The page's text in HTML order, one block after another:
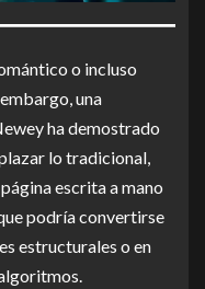
o incluso
una
ha demostrado
lo tradicional,
escrita a mano
podría convertirse
estructurales o en